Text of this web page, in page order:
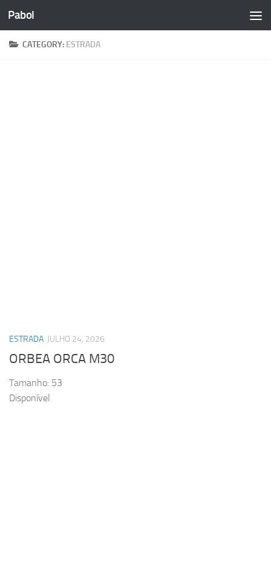
Skip to content
Pabol
CATEGORY: ESTRADA
ESTRADA JULHO 24, 2026
ORBEA ORCA M30
Tamanho: 53
Disponível